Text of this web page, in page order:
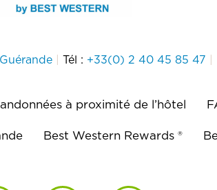
Tél : +33(0) 2 40 45 85 47
à proximité de l’hôtel
Best Western Rewards ®